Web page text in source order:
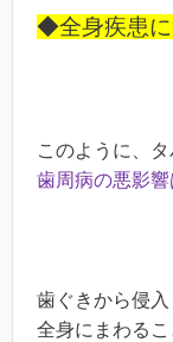
◆全身疾患
このように、
歯周病の悪影響
歯ぐきから侵入
全身にまわるこ